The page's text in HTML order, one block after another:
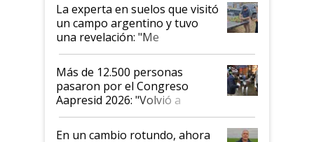
La experta en suelos que visitó
un campo argentino y tuvo
una revelación: "Me
impresionó mucho"
Más de 12.500 personas
pasaron por el Congreso
Aapresid 2026: "Volvió a
demostrar que hablar del
suelo es hablar de todo el
En un cambio rotundo, ahora